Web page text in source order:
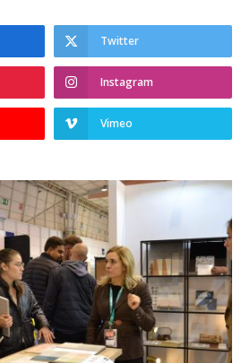
Twitter
Instagram
Vimeo